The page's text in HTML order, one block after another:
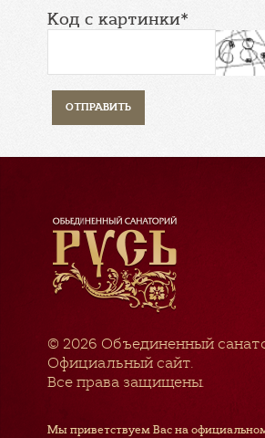
Код с картинки*
© 2026 Объединенный
Официальный сайт.
Все права защищены.
Мы приветствуем Вас на